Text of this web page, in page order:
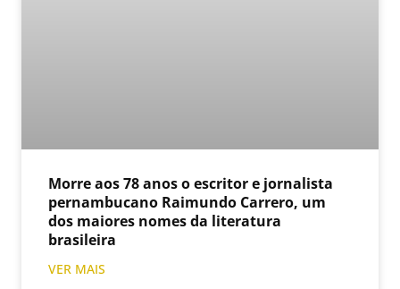
Morre aos 78 anos o escritor e jornalista
pernambucano Raimundo Carrero, um
dos maiores nomes da literatura
brasileira
VER MAIS